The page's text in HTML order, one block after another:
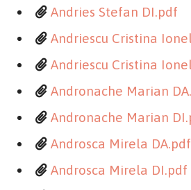
Andries Stefan DI.pdf
Andriescu Cristina
Andriescu Cristina
Andronache Marian
Andronache Marian
Androsca Mirela DA.pdf
Androsca Mirela DI.pdf